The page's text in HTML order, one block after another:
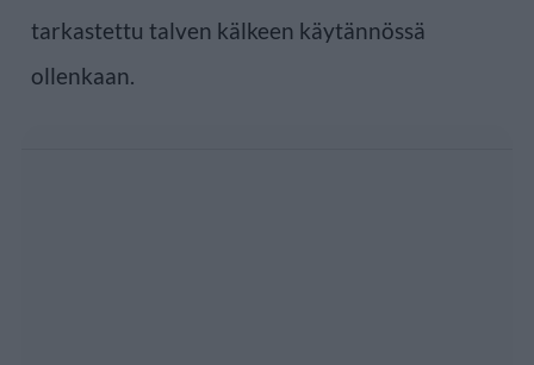
tarkastettu talven kälkeen käytännössä
ollenkaan.